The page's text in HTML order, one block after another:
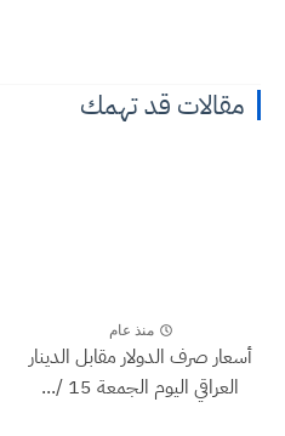
مقالات قد تهمك
منذ عام
أسعار صرف الدولار مقابل الدينار
العراقي اليوم الجمعة 15 /...